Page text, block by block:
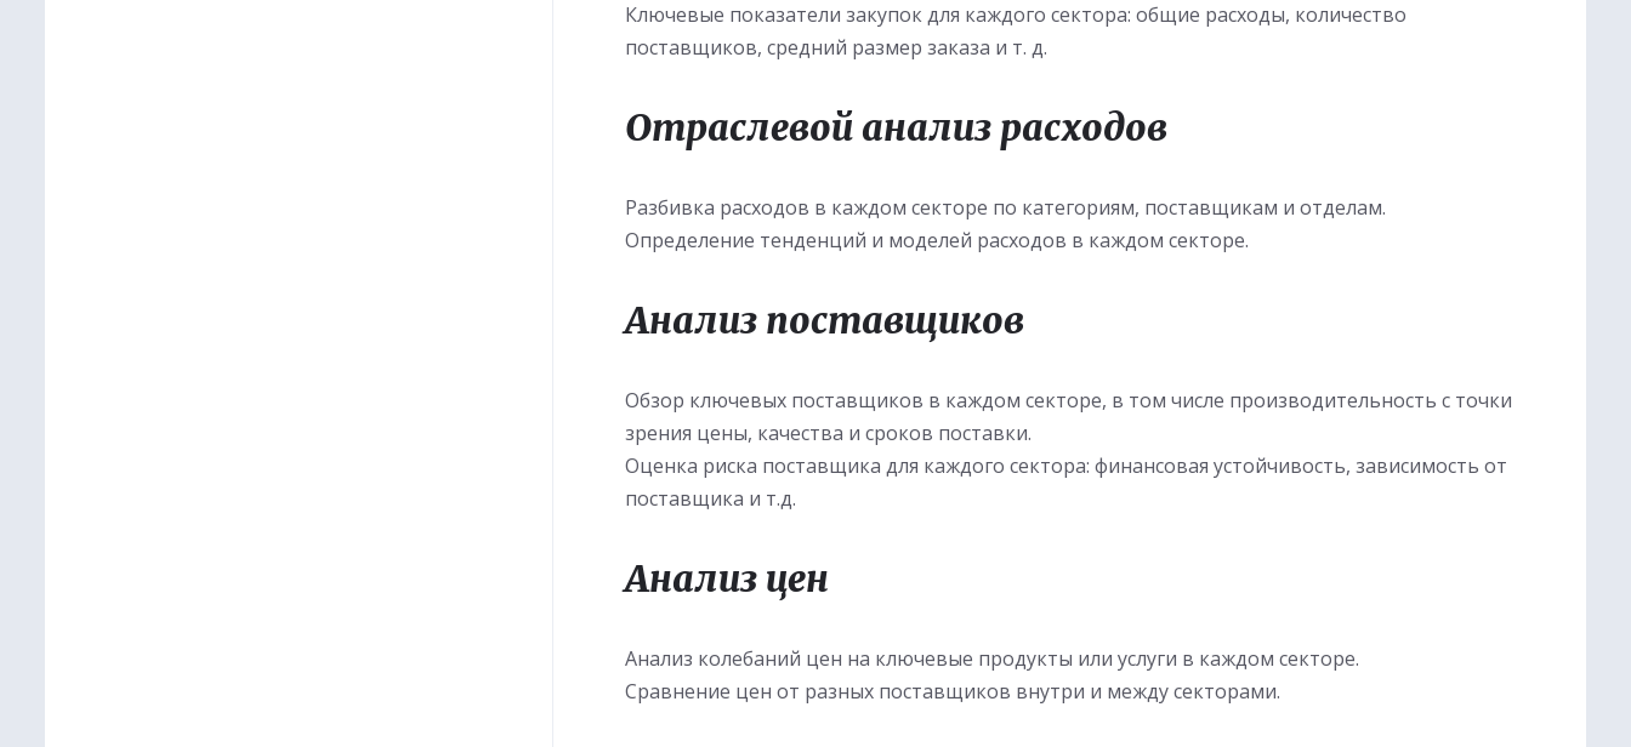
Ключевые показатели закупок для каждого сектора: общие расходы, количество
поставщиков, средний размер заказа и т. д.
Отраслевой анализ расходов
Разбивка расходов в каждом секторе по категориям, поставщикам и отделам.
Определение тенденций и моделей расходов в каждом секторе.
Анализ поставщиков
Обзор ключевых поставщиков в каждом секторе, в том числе производительность с точки
зрения цены, качества и сроков поставки.
Оценка риска поставщика для каждого сектора: финансовая устойчивость, зависимость от
поставщика и т.д.
Анализ цен
Анализ колебаний цен на ключевые продукты или услуги в каждом секторе.
Сравнение цен от разных поставщиков внутри и между секторами.